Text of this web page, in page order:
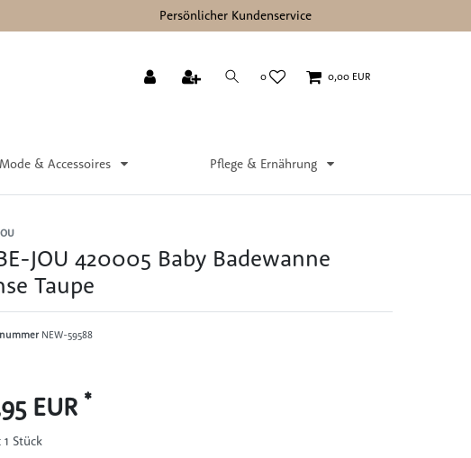
Persönlicher Kundenservice
0 0,00 EUR
Mode & Accessoires Pflege & Ernährung
JOU 420005 Baby Badewanne
Taupe
NEW-59588
EUR *
1 Stück